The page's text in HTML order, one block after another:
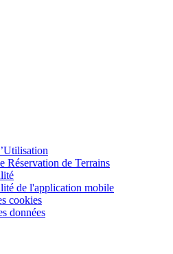
Réservation de Terrains
de l'application mobile
cookies
données